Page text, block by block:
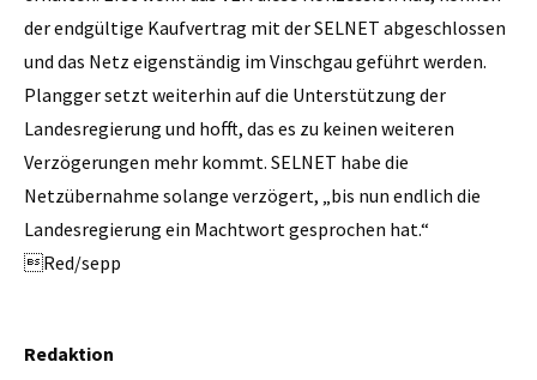
der endgültige Kaufvertrag mit der SELNET abgeschlossen
und das Netz eigenständig im Vinschgau geführt werden.
Plangger setzt weiterhin auf die Unterstützung der
Landesregierung und hofft, das es zu keinen weiteren
Verzögerungen mehr kommt. SELNET habe die
Netzübernahme solange verzögert, „bis nun endlich die
Landesregierung ein Machtwort gesprochen hat.“
Red/sepp
Redaktion